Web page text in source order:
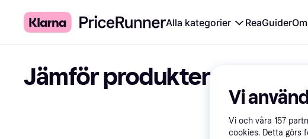
Alla kategorier ReaGuider
Jämför produkter
Vi
Vi och våra 157
cookies. Detta görs